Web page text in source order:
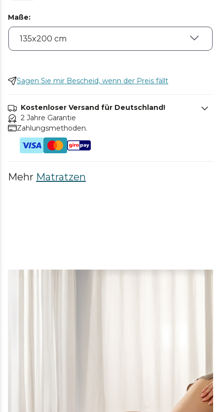
Maße:
Sagen Sie mir Bescheid, wenn der Preis fällt
Kostenloser Versand für Deutschland!
2 Jahre Garantie
Zahlungsmethoden.
Mehr Matratzen